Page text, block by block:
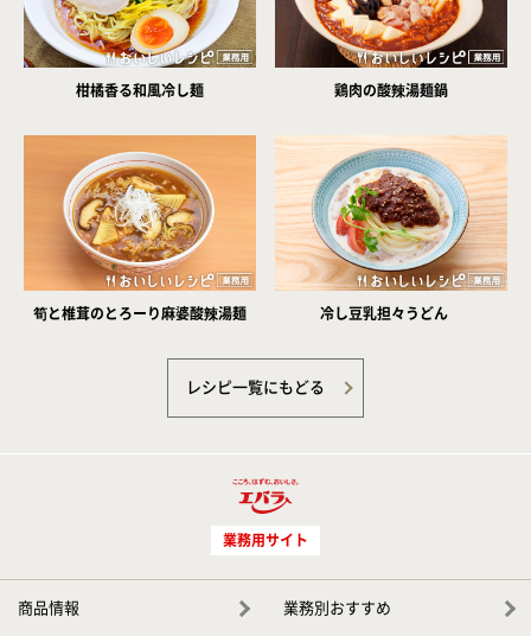
柑橘香る和風冷し麺 鶏肉の酸辣湯麺鍋
筍と椎茸のとろーり麻婆酸辣湯麺 冷し豆乳担々うどん
レシピ一覧にもどる
業務用サイト
商品情報 業務別おすすめ